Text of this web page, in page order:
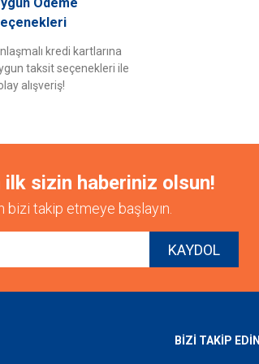
kredi kartlarına
taksit seçenekleri ile
alışveriş!
sizin haberiniz olsun!
takip etmeye başlayın.
KAYDOL
BİZİ TAKİP EDİN